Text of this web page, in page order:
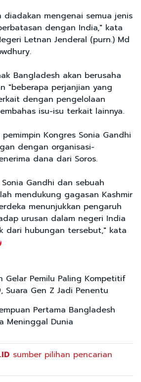
diadakan mengenai semua jenis
dengan India," kata
Letnan Jenderal (purn.) Md
Bangladesh akan berusaha
"beberapa perjanjian yang
dengan pengelolaan
isu-isu terkait lainnya.
Kongres Sonia Gandhi
dengan organisasi-
dana dari Soros.
Gandhi dan sebuah
mendukung gagasan Kashmir
menunjukkan pengaruh
urusan dalam negeri India
dari hubungan tersebut," kata
Gelar Pemilu Paling Kompetitif
Suara Gen Z Jadi Penentu
Pertama Bangladesh
Meninggal Dunia
sumber pilihan pencarian